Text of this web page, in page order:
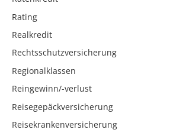
Rating
Realkredit
Rechtsschutzversicherung
Regionalklassen
Reingewinn/-verlust
Reisegepäckversicherung
Reisekrankenversicherung